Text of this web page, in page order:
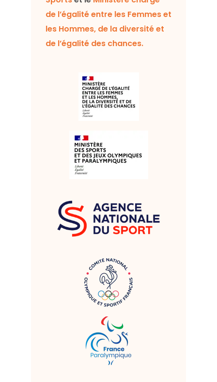
de l’égalité entre les Femmes et
les Hommes, de la diversité et
de l’égalité des chances.